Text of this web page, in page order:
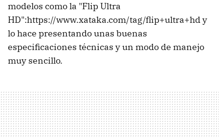
modelos como la "Flip Ultra
HD":https://www.xataka.com/tag/flip+ultra+hd y
lo hace presentando unas buenas
especificaciones técnicas y un modo de manejo
muy sencillo.